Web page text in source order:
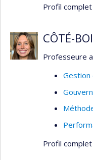
Profil complet
CÔTÉ-
Professeure
Gestion
Profil complet